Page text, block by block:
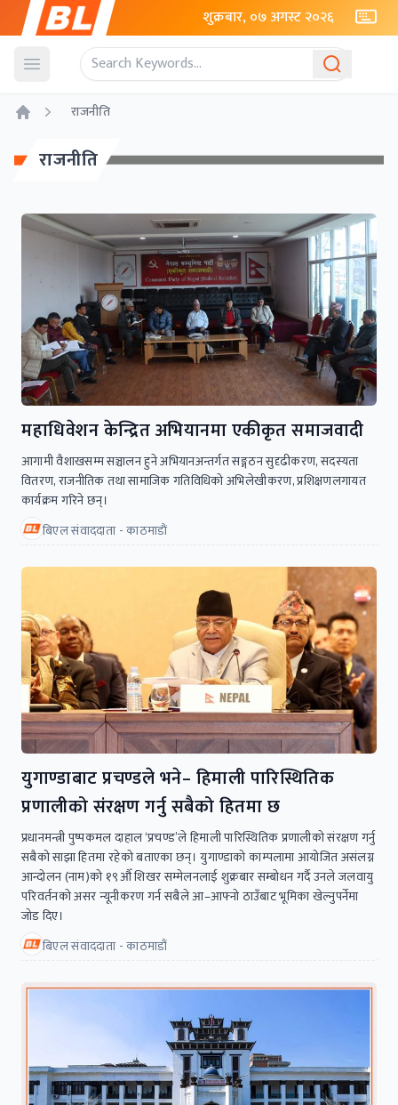
शुक्रबार, ०७ अगस्ट २०२६
Open menu
राजनीति
राजनीति
महाधिवेशन केन्द्रित अभियानमा एकीकृत समाजवादी
आगामी वैशाखसम्म सञ्चालन हुने अभियानअन्तर्गत सङ्गठन सुदृढीकरण, सदस्यता
वितरण, राजनीतिक तथा सामाजिक गतिविधिको अभिलेखीकरण, प्रशिक्षणलगायत
कार्यक्रम गरिने छन्।
बिएल संवाददाता - काठमाडाैं
युगाण्डाबाट प्रचण्डले भने– हिमाली पारिस्थितिक
प्रणालीको संरक्षण गर्नु सबैको हितमा छ
प्रधानमन्त्री पुष्पकमल दाहाल ‘प्रचण्ड’ले हिमाली पारिस्थितिक प्रणालीको संरक्षण गर्नु
सबैको साझा हितमा रहेको बताएका छन्। युगाण्डाको काम्पलामा आयोजित असंलग्न
आन्दोलन (नाम)को १९औँ शिखर सम्मेलनलाई शुक्रबार सम्बोधन गर्दै उनले जलवायु
परिवर्तनको असर न्यूनीकरण गर्न सबैले आ–आफ्नो ठाउँबाट भूमिका खेल्नुपर्नेमा
जोड दिए।
बिएल संवाददाता - काठमाडौं